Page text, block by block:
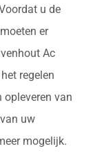
u de
er
Ac
regelen
van
uw
mogelijk.